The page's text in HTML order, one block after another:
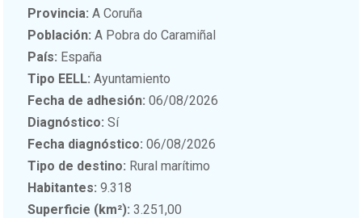
Provincia: A Coruña
Población: A Pobra do Caramiñal
País: España
Tipo EELL: Ayuntamiento
Fecha de adhesión: 06/08/2026
Diagnóstico: Sí
Fecha diagnóstico: 06/08/2026
Tipo de destino: Rural marítimo
Habitantes: 9.318
Superficie (km²): 3.251,00